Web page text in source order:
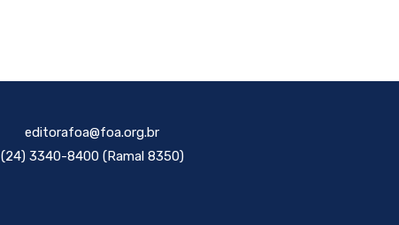
editorafoa@foa.org.br
(24) 3340-8400 (Ramal 8350)